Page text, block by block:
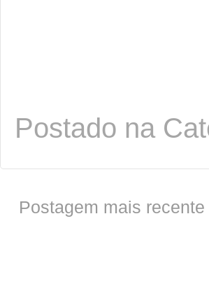
Postado na
Postagem mais recente